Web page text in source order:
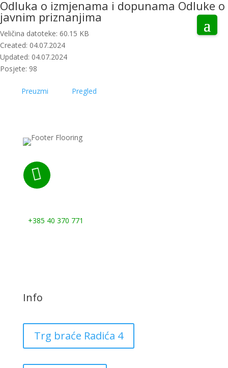
Odluka o izmjenama i dopunama Odluke o
javnim priznanjima
Veličina datoteke: 60.15 KB
Created: 04.07.2024
Updated: 04.07.2024
Posjete: 98
Preuzmi Pregled

+385 40 370 771
Info
Trg braće Radića 4